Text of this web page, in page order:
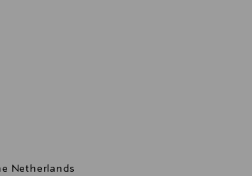
Netherlands